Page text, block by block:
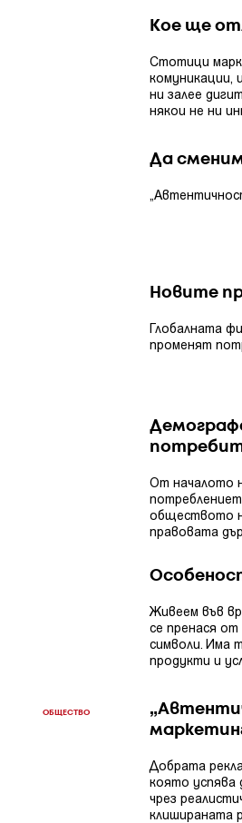
Кое ще
Стотици
комуникации,
ни залее
някои не ни
Да
Новите
Глобалната
променят
От началото
обществото
правовата
Живеем във
се пренася
символи. Има
продукти и
ОБЩЕСТВО
Добрата
която успява
чрез
клишираната